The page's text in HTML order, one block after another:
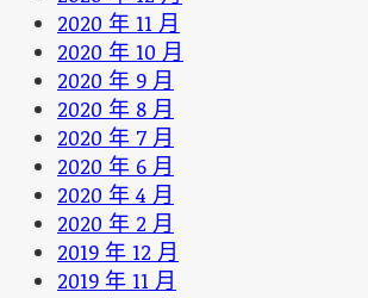
2020 年 11 月
2020 年 10 月
2020 年 9 月
2020 年 8 月
2020 年 7 月
2020 年 6 月
2020 年 4 月
2020 年 2 月
2019 年 12 月
2019 年 11 月